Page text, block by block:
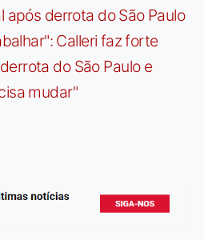
derrota do São Paulo
Calleri faz forte
do São Paulo e
mudar"